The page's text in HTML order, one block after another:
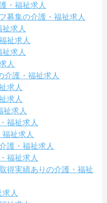
・福祉求人
募集の介護・福祉求人
求人
祉求人
求人
人
介護・福祉求人
求人
求人
祉求人
福祉求人
祉求人
護・福祉求人
福祉求人
得実績ありの介護・福祉
人